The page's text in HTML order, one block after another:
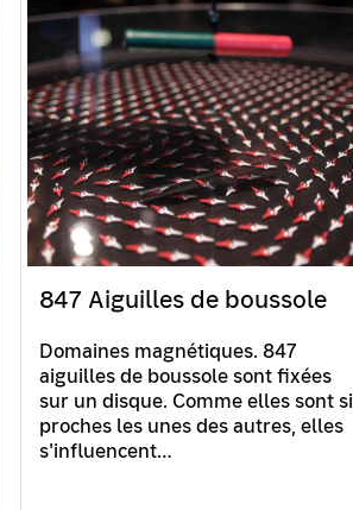
847 Aiguilles de boussole
Domaines magnétiques. 847
aiguilles de boussole sont fixées
sur un disque. Comme elles sont si
proches les unes des autres, elles
s'influencent…